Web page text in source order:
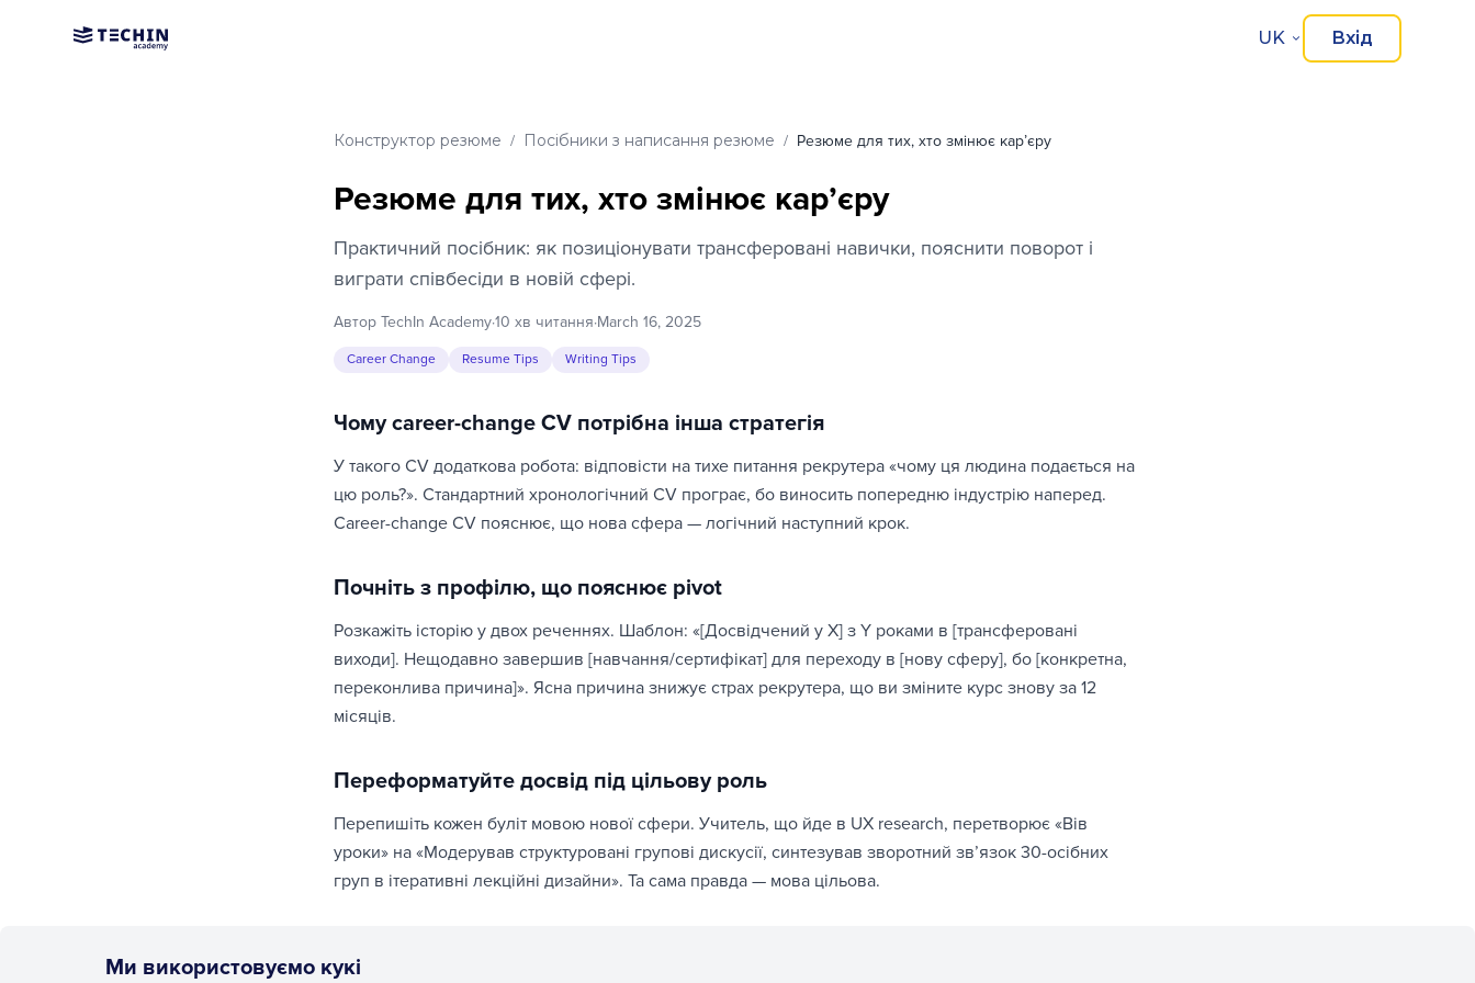
UK
Вхід
Конструктор резюме / Посібники з написання резюме / Резюме для тих, хто змінює карʼєру
Резюме для тих, хто змінює карʼєру
Практичний посібник: як позиціонувати трансферовані навички, пояснити поворот і
виграти співбесіди в новій сфері.
Автор TechIn Academy·10 хв читання·March 16, 2025
Career Change Resume Tips Writing Tips
Чому career-change CV потрібна інша стратегія
У такого CV додаткова робота: відповісти на тихе питання рекрутера «чому ця людина подається на
цю роль?». Стандартний хронологічний CV програє, бо виносить попередню індустрію наперед.
Career-change CV пояснює, що нова сфера — логічний наступний крок.
Почніть з профілю, що пояснює pivot
Розкажіть історію у двох реченнях. Шаблон: «[Досвідчений у X] з Y роками в [трансферовані
виходи]. Нещодавно завершив [навчання/сертифікат] для переходу в [нову сферу], бо [конкретна,
переконлива причина]». Ясна причина знижує страх рекрутера, що ви зміните курс знову за 12
місяців.
Переформатуйте досвід під цільову роль
Перепишіть кожен буліт мовою нової сфери. Учитель, що йде в UX research, перетворює «Вів
уроки» на «Модерував структуровані групові дискусії, синтезував зворотний звʼязок 30-осібних
груп в ітеративні лекційні дизайни». Та сама правда — мова цільова.
Ми використовуємо кукі